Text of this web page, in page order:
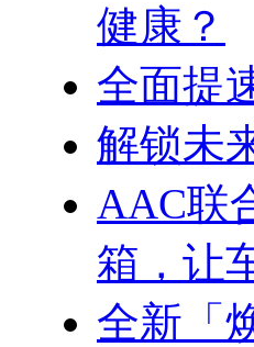
健康？
全面提
解锁未
AAC联
箱，让
全新「